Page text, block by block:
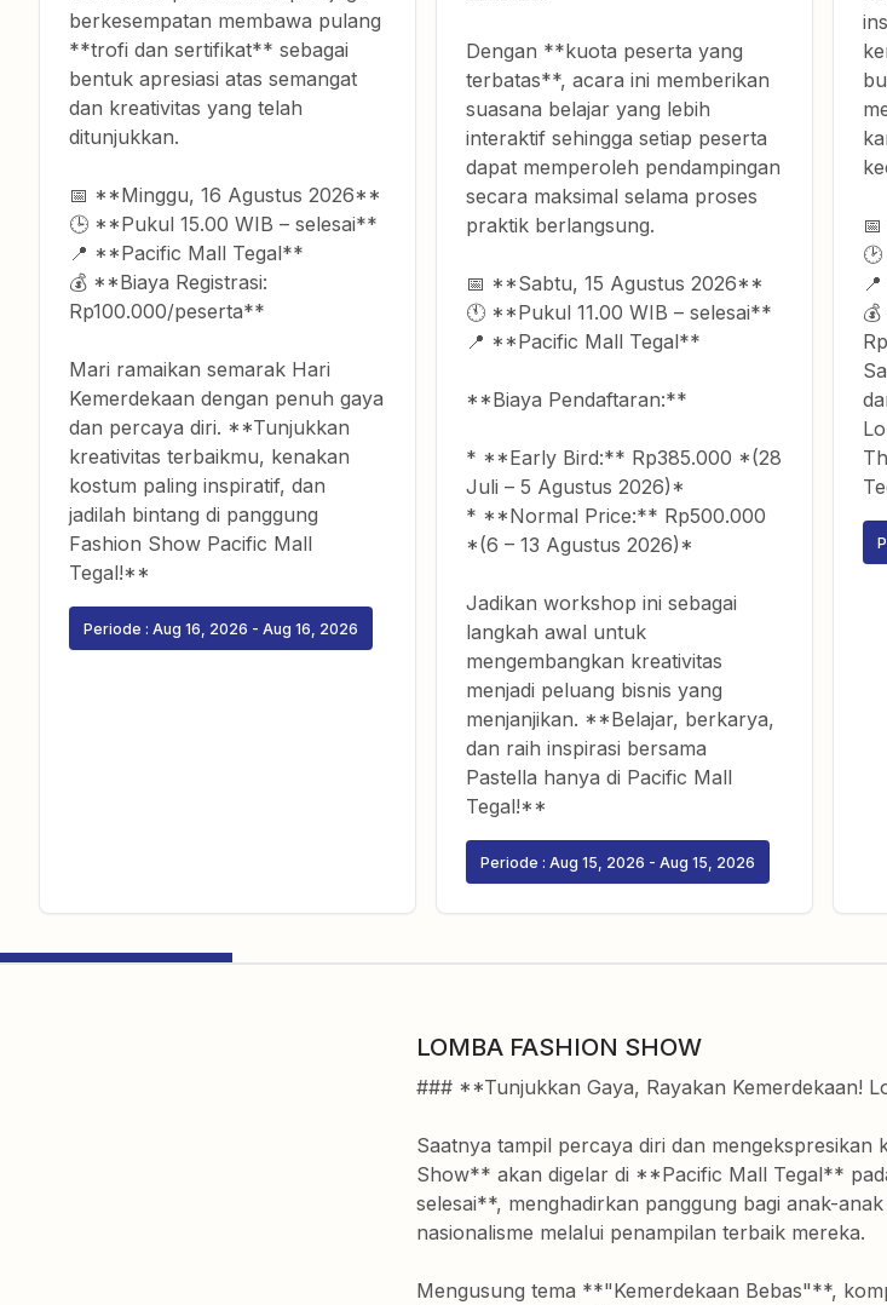
berkesempatan membawa pulang
**trofi dan sertifikat** sebagai
bentuk apresiasi atas semangat
dan kreativitas yang telah
ditunjukkan.
📅 **Minggu, 16 Agustus 2026**
🕒 **Pukul 15.00 WIB – selesai**
📍 **Pacific Mall Tegal**
💰 **Biaya Registrasi:
Rp100.000/peserta**
Mari ramaikan semarak Hari
Kemerdekaan dengan penuh gaya
dan percaya diri. **Tunjukkan
kreativitas terbaikmu, kenakan
kostum paling inspiratif, dan
jadilah bintang di panggung
Fashion Show Pacific Mall
Tegal!**
Periode : Aug 16, 2026 - Aug 16, 2026
Dengan **kuota peserta yang
terbatas**, acara ini memberikan
suasana belajar yang lebih
interaktif sehingga setiap peserta
dapat memperoleh pendampingan
secara maksimal selama proses
praktik berlangsung.
📅 **Sabtu, 15 Agustus 2026**
🕚 **Pukul 11.00 WIB – selesai**
📍 **Pacific Mall Tegal**
**Biaya Pendaftaran:**
* **Early Bird:** Rp385.000 *(28
Juli – 5 Agustus 2026)*
* **Normal Price:** Rp500.000
*(6 – 13 Agustus 2026)*
Jadikan workshop ini sebagai
langkah awal untuk
mengembangkan kreativitas
menjadi peluang bisnis yang
menjanjikan. **Belajar, berkarya,
dan raih inspirasi bersama
Pastella hanya di Pacific Mall
Tegal!**
Periode : Aug 15, 2026 - Aug 15, 2026
LOMBA FASHION SHOW
### **Tunjukkan Gaya, Rayakan Kemerdekaan!
Saatnya tampil percaya diri dan
Show** akan digelar di **Pacific Mall Tegal**
selesai**, menghadirkan panggung bagi anak-
nasionalisme melalui penampilan terbaik mereka.
Mengusung tema **"Kemerdekaan Bebas"**,